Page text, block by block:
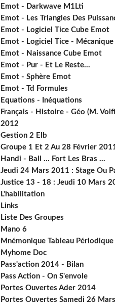
Emot - Darkwave M1Lti
Emot - Les Triangles Des
Emot - Logiciel Tice Cube Emot
Emot - Logiciel Tice - Mécanique
Emot - Naissance Cube Emot
Emot - Pur - Et Le Reste...
Emot - Sphère Emot
Emot - Td Formules
Equations - Inéquations
Français - Histoire - Géo (M.
2012
Gestion 2 Elb
Groupe 1 Et 2 Au 28 Février
Handi - Ball ... Fort Les Bras ...
Jeudi 24 Mars 2011 : Stage Ou
Justice 13 - 18 : Jeudi 10 Mars
L'habilitation
Links
Liste Des Groupes
Mano 6
Mnémonique Tableau Périodique
Myhome Doc
Pass'action 2014 - Bilan
Pass Action - On S'envole
Portes Ouvertes Ader 2014
Portes Ouvertes Samedi 26